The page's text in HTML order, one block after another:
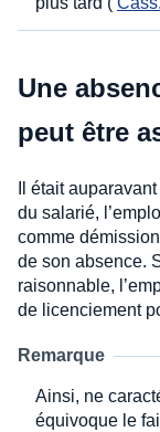
Une
peut être
Il était
du salarié,
comme
de son absence.
raisonnable,
de licenciement
Remarque
Ainsi, ne
équivoque le